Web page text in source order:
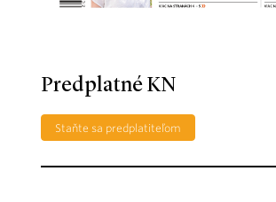
Predplatné KN
Staňte sa predplatiteľom